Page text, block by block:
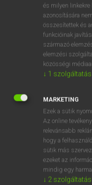
keresése
DÍJMENTES ANGOL
spunk
spur-heeled
és milyen
azonosítására
összesítettek és
funkcióinak
származó
elemzési
közösségi
↓ 1 szolgáltatás
MARKETING
Ezek a sütik
Az online
relevánsabb
hogy a
sütik más
ezeket az
mindig egy
↓ 2 szolgáltatás